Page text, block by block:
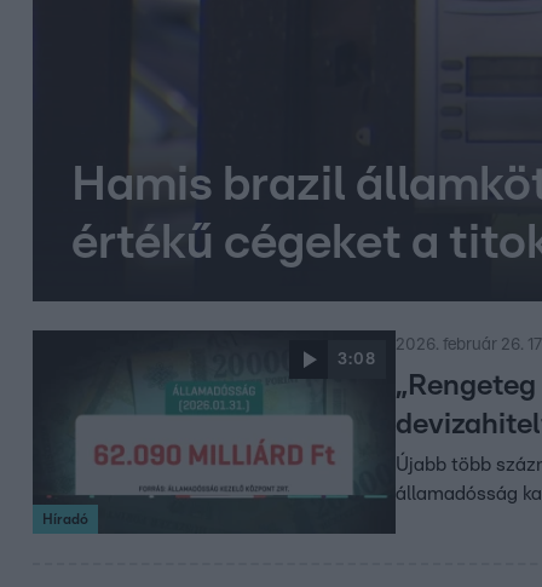
Hamis brazil
értékű cégeket a
3:08
Híradó
2026. február 26.
Újabb több
államadósság